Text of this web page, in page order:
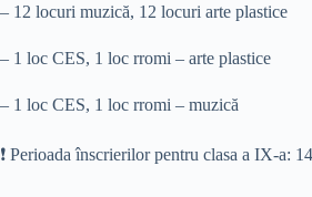
– 12 locuri muzică, 12 locuri arte plastice
– 1 loc CES, 1 loc rromi – arte plastice
– 1 loc CES, 1 loc rromi – muzică
❗️ Perioada înscrierilor pentru clasa a IX-a: